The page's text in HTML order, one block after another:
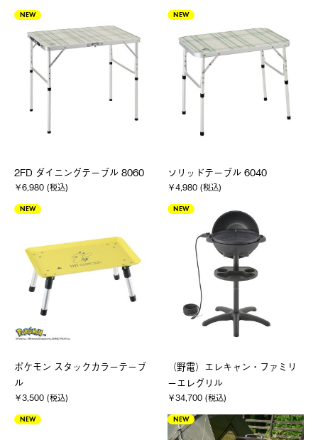
NEW
2FD ダイニングテーブル 8060
￥6,980 (税込)
NEW
ソリッドテーブル 6040
￥4,980 (税込)
NEW
ポケモン スタックカラーテーブ
ル
￥3,500 (税込)
NEW
（野電）エレキャン・ファミリ
ーエレグリル
￥34,700 (税込)
NEW NEW